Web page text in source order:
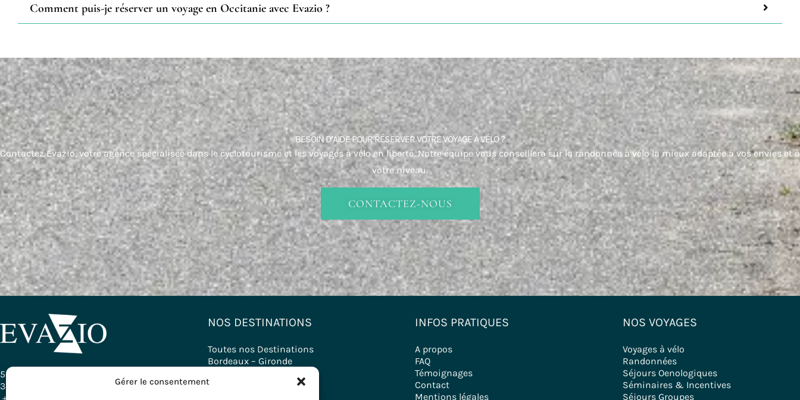
Gérer le consentement
Comment puis-je réserver un voyage en Occitanie avec Evazio ?
BESOIN D’AIDE POUR RÉSERVER VOTRE VOYAGE À VÉLO ?
Contactez Evazio, votre agence spécialisée dans le cyclotourisme et les voyages à vélo en liberté. Notre équipe vous conseillera sur la randonnée à vélo la mieux adaptée à vos envies et à
votre niveau.
CONTACTEZ-NOUS
58, Rue Ferrère
33000 Bordeaux - France
NOS DESTINATIONS
Toutes nos Destinations
Bordeaux – Gironde
Pays Basque
INFOS PRATIQUES
A propos
FAQ
Témoignages
Contact
Mentions légales
NOS VOYAGES
Voyages à vélo
Randonnées
Séjours Oenologiques
Séminaires & Incentives
Séjours Groupes